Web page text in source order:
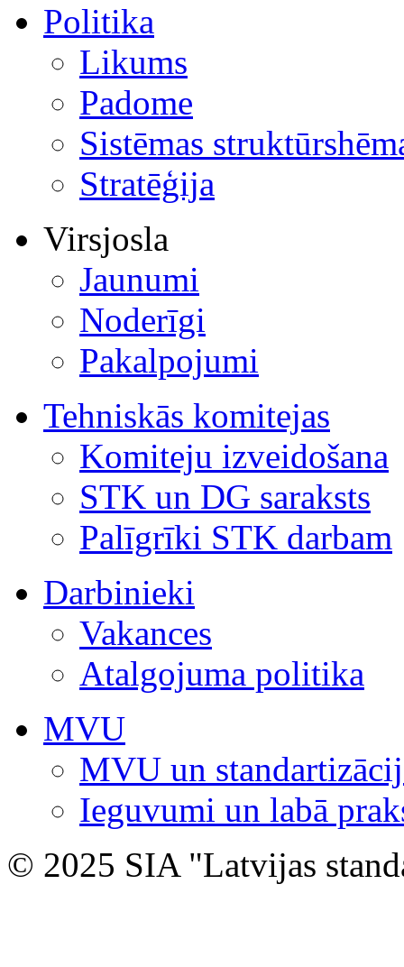
Politika
Likums
Padome
Sistēmas
Stratēģija
Virsjosla
Jaunumi
Noderīgi
Pakalpojumi
Tehniskās komitejas
Komiteju izveidošana
STK un DG saraksts
Palīgrīki STK darbam
Darbinieki
Vakances
Atalgojuma politika
MVU
MVU un
Ieguvumi un labā
© 2025 SIA "Latvijas